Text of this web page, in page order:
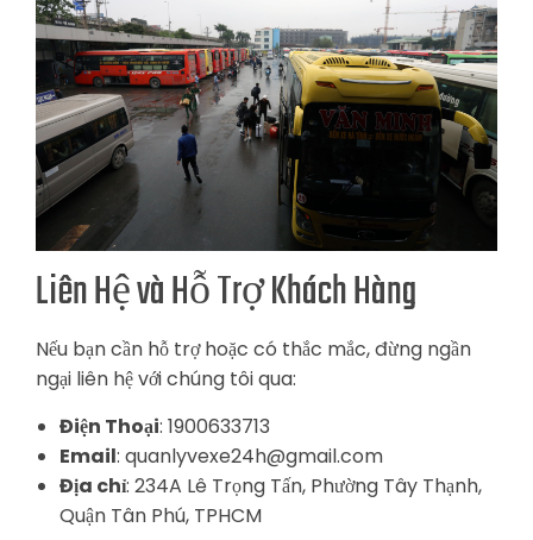
Liên Hệ và Hỗ Trợ Khách Hàng
Nếu bạn cần hỗ trợ hoặc có thắc mắc, đừng ngần
ngại liên hệ với chúng tôi qua:
Điện Thoại: 1900633713
Email: quanlyvexe24h@gmail.com
Địa chỉ: 234A Lê Trọng Tấn, Phường Tây Thạnh,
Quận Tân Phú, TPHCM